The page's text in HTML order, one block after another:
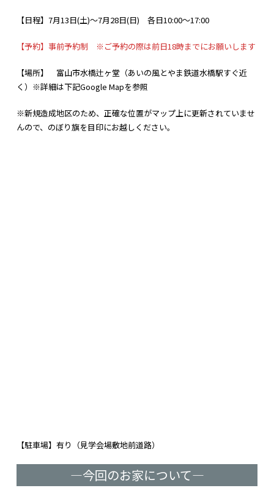
【日程】7月13日(土)～7月28日(日) 各日10:00～17:00
【予約】事前予約制 ※ご予約の際は前日18時までにお願いします
【場所】 富山市水橋辻ヶ堂（あいの風とやま鉄道水橋駅すぐ近
く）※詳細は下記Google Mapを参照
※新規造成地区のため、正確な位置がマップ上に更新されていませ
んので、のぼり旗を目印にお越しください。
【駐車場】有り（見学会場敷地前道路）
―今回のお家について―